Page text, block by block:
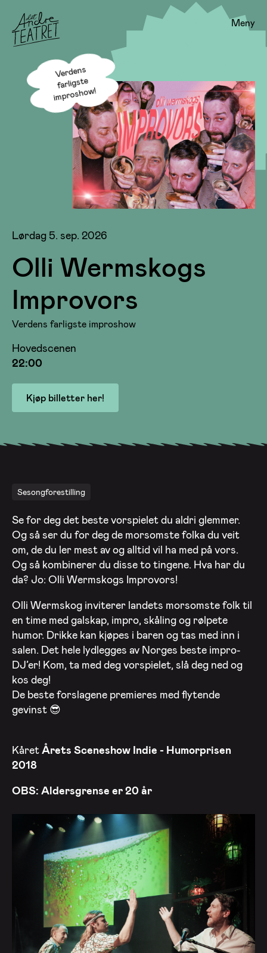
Meny
Lørdag 5. sep. 2026
Olli Wermskogs
Improvors
Verdens farligste improshow
Hovedscenen
22:00
Kjøp billetter her!
Verdens
farligste
improshow!
Sesongforestilling
Se for deg det beste vorspielet du aldri glemmer.
Og så ser du for deg de morsomste folka du veit
om, de du ler mest av og alltid vil ha med på vors.
Og så kombinerer du disse to tingene. Hva har du
da? Jo: Olli Wermskogs Improvors!
Olli Wermskog inviterer landets morsomste folk til
en time med galskap, impro, skåling og rølpete
humor. Drikke kan kjøpes i baren og tas med inn i
salen. Det hele lydlegges av Norges beste impro-
DJ’er! Kom, ta med deg vorspielet, slå deg ned og
kos deg!
De beste forslagene premieres med flytende
gevinst 😎
KåretÅrets Sceneshow Indie - Humorprisen
2018
OBS: Aldersgrense er 20 år